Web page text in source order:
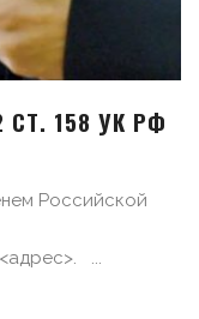
СТ. 158 УК РФ
Российской
...